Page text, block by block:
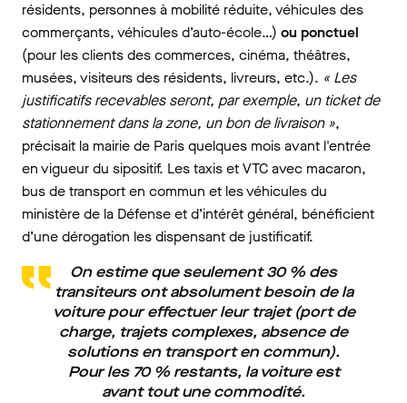
résidents, personnes à mobilité réduite, véhicules des
commerçants, véhicules d’auto-école…) ou ponctuel
(pour les clients des commerces, cinéma, théâtres,
musées, visiteurs des résidents, livreurs, etc.). « Les
justificatifs recevables seront, par exemple, un ticket de
stationnement dans la zone, un bon de livraison »,
précisait la mairie de Paris quelques mois avant l'entrée
en vigueur du sipositif. Les taxis et VTC avec macaron,
bus de transport en commun et les véhicules du
ministère de la Défense et d’intérêt général, bénéficient
d’une dérogation les dispensant de justificatif.
On estime que seulement 30 % des
transiteurs ont absolument besoin de la
voiture pour effectuer leur trajet (port de
charge, trajets complexes, absence de
solutions en transport en commun).
Pour les 70 % restants, la voiture est
avant tout une commodité.